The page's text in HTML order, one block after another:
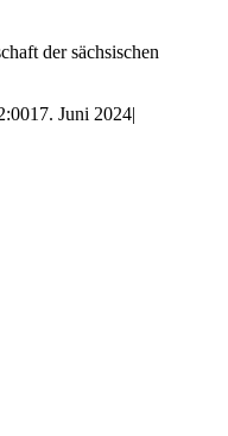
der sächsischen
17. Juni 2024|